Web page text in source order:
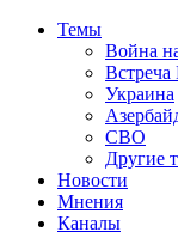
Темы
Война
Украина
СВО
Другие
Новости
Мнения
Каналы